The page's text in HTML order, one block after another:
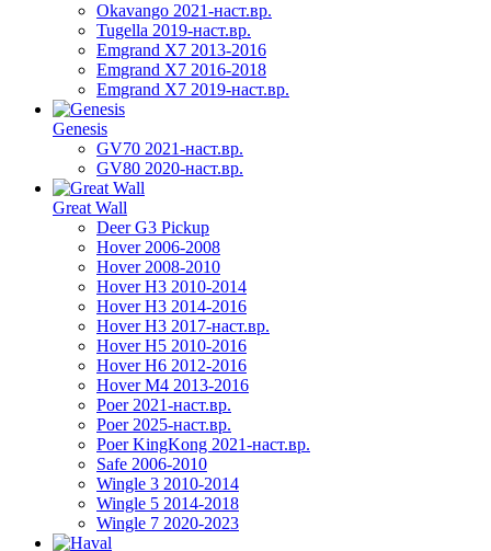
Okavango 2021-наст.вр.
Tugella 2019-наст.вр.
Emgrand Х7 2013-2016
Emgrand X7 2016-2018
Emgrand X7 2019-наст.вр.
Genesis
GV70 2021-наст.вр.
GV80 2020-наст.вр.
Great Wall
Deer G3 Pickup
Hover 2006-2008
Hover 2008-2010
Hover H3 2010-2014
Hover H3 2014-2016
Hover H3 2017-наст.вр.
Hover H5 2010-2016
Hover H6 2012-2016
Hover M4 2013-2016
Poer 2021-наст.вр.
Poer 2025-наст.вр.
Poer KingKong 2021-наст.вр.
Safe 2006-2010
Wingle 3 2010-2014
Wingle 5 2014-2018
Wingle 7 2020-2023